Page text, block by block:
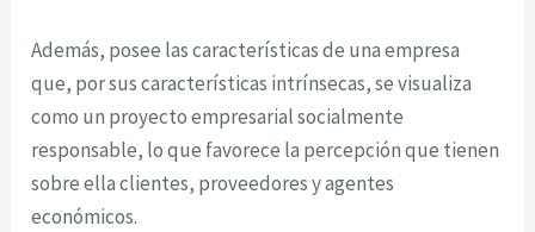
Además, posee las características de una empresa
que, por sus características intrínsecas, se visualiza
como un proyecto empresarial socialmente
responsable, lo que favorece la percepción que tienen
sobre ella clientes, proveedores y agentes
económicos.